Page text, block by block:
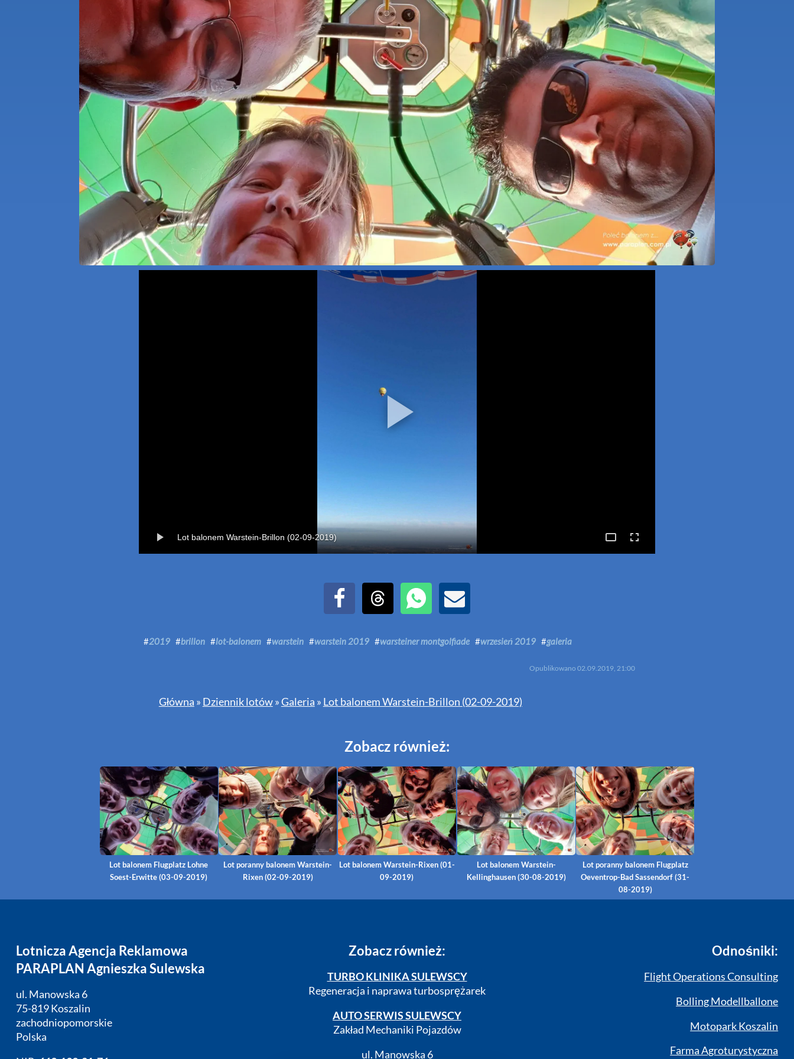
Lot balonem Warstein-Brillon (02-09-2019)
#2019 #brillon #lot-balonem #warstein #warstein 2019 #warsteiner montgolfiade #wrzesień 2019 #galeria
Opublikowano02.09.2019, 21:00
Główna » Dziennik lotów »Galeria » Lot balonem Warstein-Brillon (02-09-2019)
Zobacz również:
Lot balonem Flugplatz Lohne
Soest-Erwitte (03-09-2019)
Lot poranny balonem Warstein-
Rixen (02-09-2019)
Lot balonem Warstein-Rixen (01-
09-2019)
Lot balonem Warstein-
Kellinghausen (30-08-2019)
Lot poranny balonem Flugplatz
Oeventrop-Bad Sassendorf (31-
08-2019)
Lotnicza Agencja Reklamowa
PARAPLAN Agnieszka Sulewska
ul. Manowska 6
75-819 Koszalin
zachodniopomorskie
Polska
Zobacz również:
TURBO KLINIKA SULEWSCY
Regeneracja i naprawa turbosprężarek
AUTO SERWIS SULEWSCY
Zakład Mechaniki Pojazdów
ul. Manowska 6
Odnośniki:
Flight Operations Consulting
Bolling Modellballone
Motopark Koszalin
Farma Agroturystyczna